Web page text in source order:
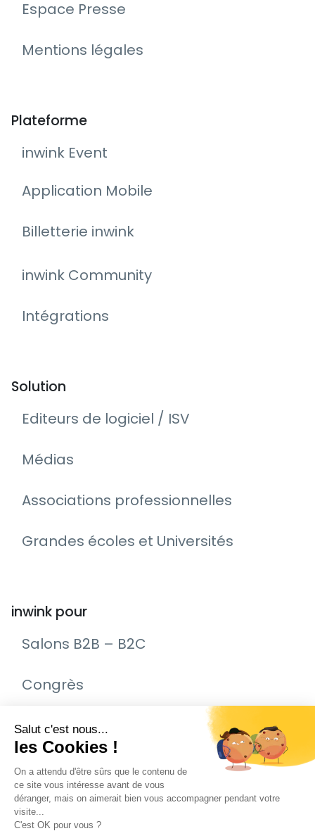
Espace Presse
Mentions légales
Plateforme
inwink Event
Application Mobile
Billetterie inwink
inwink Community
Intégrations
Solution
Editeurs de logiciel / ISV
Médias
Associations professionnelles
Grandes écoles et Universités
inwink pour
Salons B2B – B2C
Congrès
Remise de prix – Awards
Journée Portes Ouvertes (JPO)